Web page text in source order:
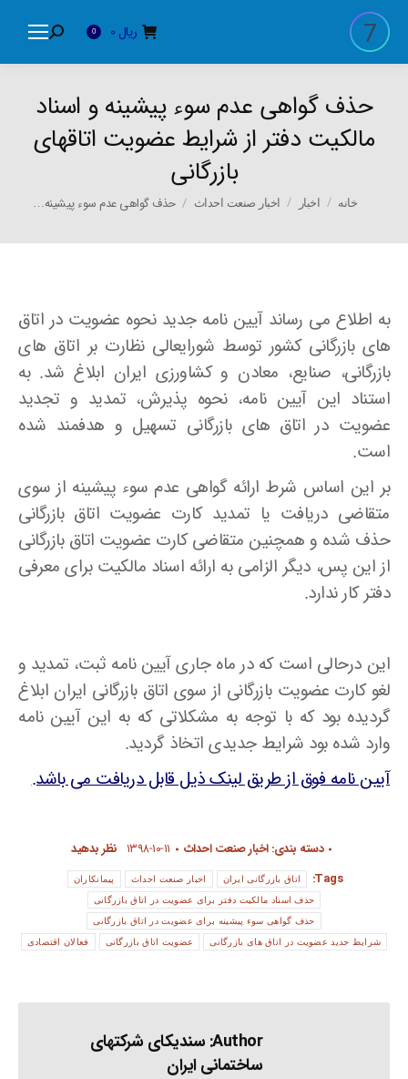
ریال 0
Search:
حذف گواهی عدم سوء پیشینه و اسناد
مالکیت دفتر از شرایط عضویت اتاقهای
بازرگانی
You are here:
خانه اخبار اخبار صنعت احداث حذف گواهی عدم سوء پیشینه…
به اطلاع می رساند آیین نامه جدید نحوه عضویت در اتاق
های بازرگانی کشور توسط شورایعالی نظارت بر اتاق های
بازرگانی، صنایع، معادن و کشاورزی ایران ابلاغ شد. به
استناد این آیین نامه، نحوه پذیرش، تمدید و تجدید
عضویت در اتاق های بازرگانی تسهیل و هدفمند شده
است.
بر این اساس شرط ارائه گواهی عدم سوء پیشینه از سوی
متقاضی دریافت یا تمدید کارت عضویت اتاق بازرگانی
حذف شده و همچنین متقاضی کارت عضویت اتاق بازرگانی
از این پس، دیگر الزامی به ارائه اسناد مالکیت برای معرفی
دفتر کار ندارد.
این درحالی است که در ماه جاری آیین نامه ثبت، تمدید و
لغو کارت عضویت بازرگانی از سوی اتاق بازرگانی ایران ابلاغ
گردیده بود که با توجه به مشکلاتی که به این آیین نامه
وارد شده بود شرایط جدیدی اتخاذ گردید.
آیین نامه فوق از طریق لینک ذیل قابل دریافت می باشد.
دسته بندی:اخبار صنعت احداث ۱۳۹۸-۱۰-۱۱ نظر بدهید
Tags:
اتاق بازرگانی ایران اخبار صنعت احداث پیمانکاران
حذف اسناد مالکیت دفتر برای عضویت در اتاق بازرگانی
حذف گواهی سوء پیشینه برای عضویت در اتاق بازرگانی
شرایط جدید عضویت در اتاق های بازرگانی عضویت اتاق بازرگانی فعالان اقتصادی
Author: سندیکای شرکتهای
ساختمانی ایران